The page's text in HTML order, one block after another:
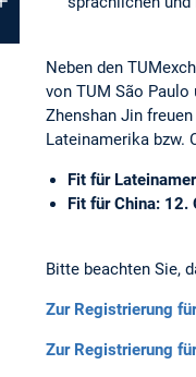
Neben den
von TUM São
Zhenshan Jin
Lateinamerika bzw.
Fit für
Fit für China: 12.
Bitte beachten Sie,
Zur Registrierung
Zur Registrierung